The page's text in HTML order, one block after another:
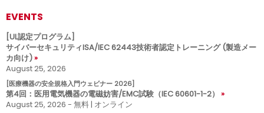
EVENTS
[UL認定プログラム]
サイバーセキュリティISA/IEC 62443技術者認定トレーニング (製造メー
カ向け)
August 25, 2026
[医療機器の安全規格入門ウェビナー 2026]
第4回：医用電気機器の電磁妨害/EMC試験（IEC 60601-1-2）
August 25, 2026 - 無料 | オンライン